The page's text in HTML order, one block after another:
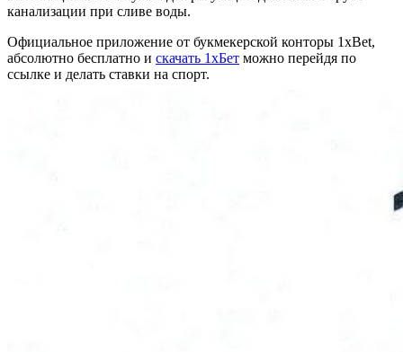
канализации при сливе воды.
Официальное приложение от букмекерской конторы 1xBet,
абсолютно бесплатно и скачать 1хБет можно перейдя по
ссылке и делать ставки на спорт.